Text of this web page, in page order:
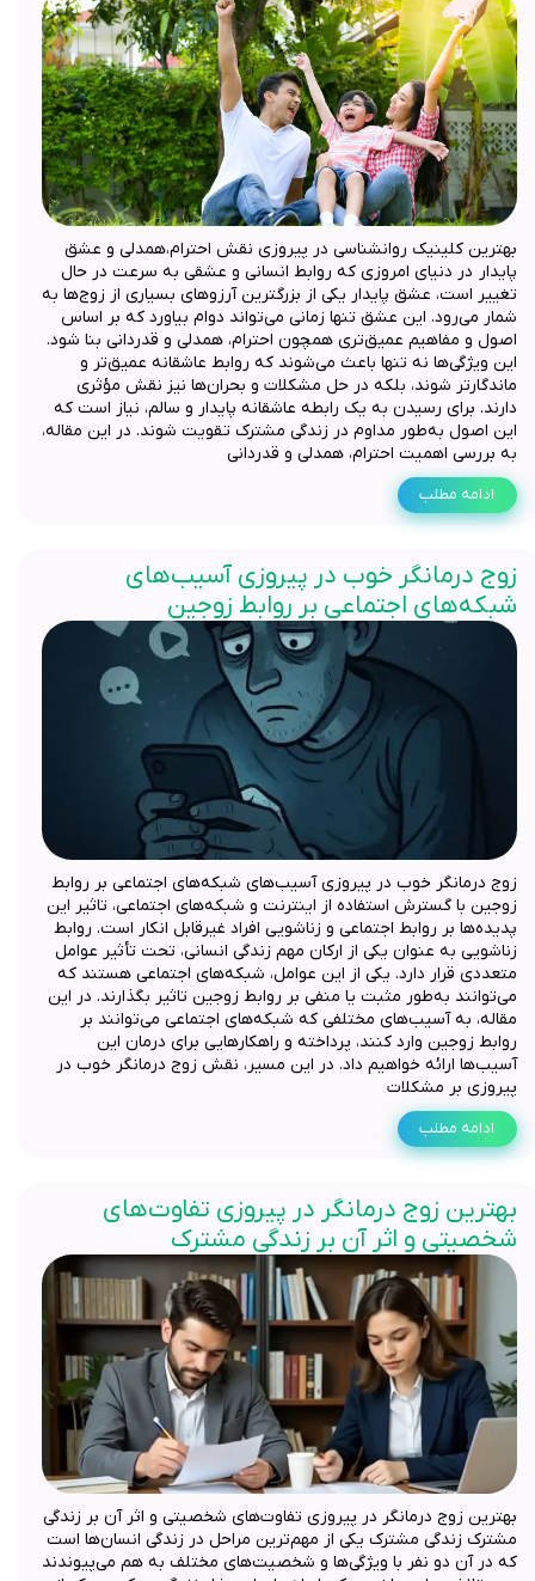
بهترین کلینیک روانشناسی در پیروزی نقش احترام،همدلی و عشق
پایدار در دنیای امروزی که روابط انسانی و عشقی به سرعت در حال
تغییر است، عشق پایدار یکی از بزرگترین آرزوهای بسیاری از زوج‌ها به
شمار می‌رود. این عشق تنها زمانی می‌تواند دوام بیاورد که بر اساس
اصول و مفاهیم عمیق‌تری همچون احترام، همدلی و قدردانی بنا شود.
این ویژگی‌ها نه تنها باعث می‌شوند که روابط عاشقانه عمیق‌تر و
ماندگارتر شوند، بلکه در حل مشکلات و بحران‌ها نیز نقش مؤثری
دارند. برای رسیدن به یک رابطه عاشقانه پایدار و سالم، نیاز است که
این اصول به‌طور مداوم در زندگی مشترک تقویت شوند. در این مقاله،
به بررسی اهمیت احترام، همدلی و قدردانی
ادامه مطلب
زوج درمانگر خوب در پیروزی آسیب‌های
شبکه‌های اجتماعی بر روابط زوجین
زوج درمانگر خوب در پیروزی آسیب‌های شبکه‌های اجتماعی بر روابط
زوجین با گسترش استفاده از اینترنت و شبکه‌های اجتماعی، تاثیر این
پدیده‌ها بر روابط اجتماعی و زناشویی افراد غیرقابل انکار است. روابط
زناشویی به عنوان یکی از ارکان مهم زندگی انسانی، تحت تأثیر عوامل
متعددی قرار دارد. یکی از این عوامل، شبکه‌های اجتماعی هستند که
می‌توانند به‌طور مثبت یا منفی بر روابط زوجین تاثیر بگذارند. در این
مقاله، به آسیب‌های مختلفی که شبکه‌های اجتماعی می‌توانند بر
روابط زوجین وارد کنند، پرداخته و راهکارهایی برای درمان این
آسیب‌ها ارائه خواهیم داد. در این مسیر، نقش زوج درمانگر خوب در
پیروزی بر مشکلات
ادامه مطلب
بهترین زوج درمانگر در پیروزی تفاوت‌های
شخصیتی و اثر آن بر زندگی مشترک
بهترین زوج درمانگر در پیروزی تفاوت‌های شخصیتی و اثر آن بر زندگی
مشترک زندگی مشترک یکی از مهم‌ترین مراحل در زندگی انسان‌ها است
که در آن دو نفر با ویژگی‌ها و شخصیت‌های مختلف به هم می‌پیوندند